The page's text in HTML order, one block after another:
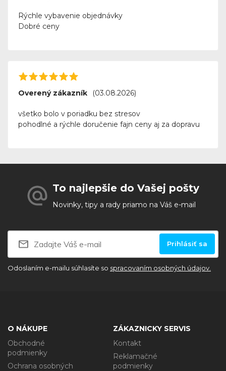
Rýchle vybavenie objednávky
Dobré ceny
Overený zákazník (03.08.2026)
všetko bolo v poriadku bez stresov
pohodlné a rýchle doručenie fajn ceny aj za dopravu
To najlepšie do Vašej pošty
Novinky, tipy a rady priamo na Váš e-mail
Prihlásiť sa
Odoslaním e-mailu súhlasíte so spracovaním osobných údajov.
O NÁKUPE
Obchodné
podmienky
Ochrana osobných
ZÁKAZNICKY SERVIS
Kontakt
Reklamačné
podmienky